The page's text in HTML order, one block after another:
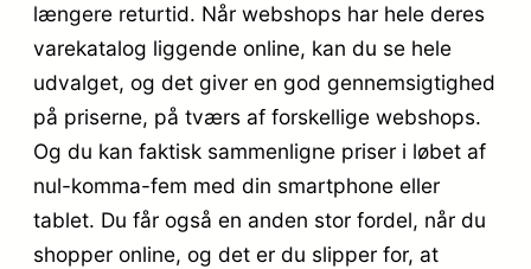
længere returtid. Når webshops har hele deres
varekatalog liggende online, kan du se hele
udvalget, og det giver en god gennemsigtighed
på priserne, på tværs af forskellige webshops.
Og du kan faktisk sammenligne priser i løbet af
nul-komma-fem med din smartphone eller
tablet. Du får også en anden stor fordel, når du
shopper online, og det er du slipper for, at